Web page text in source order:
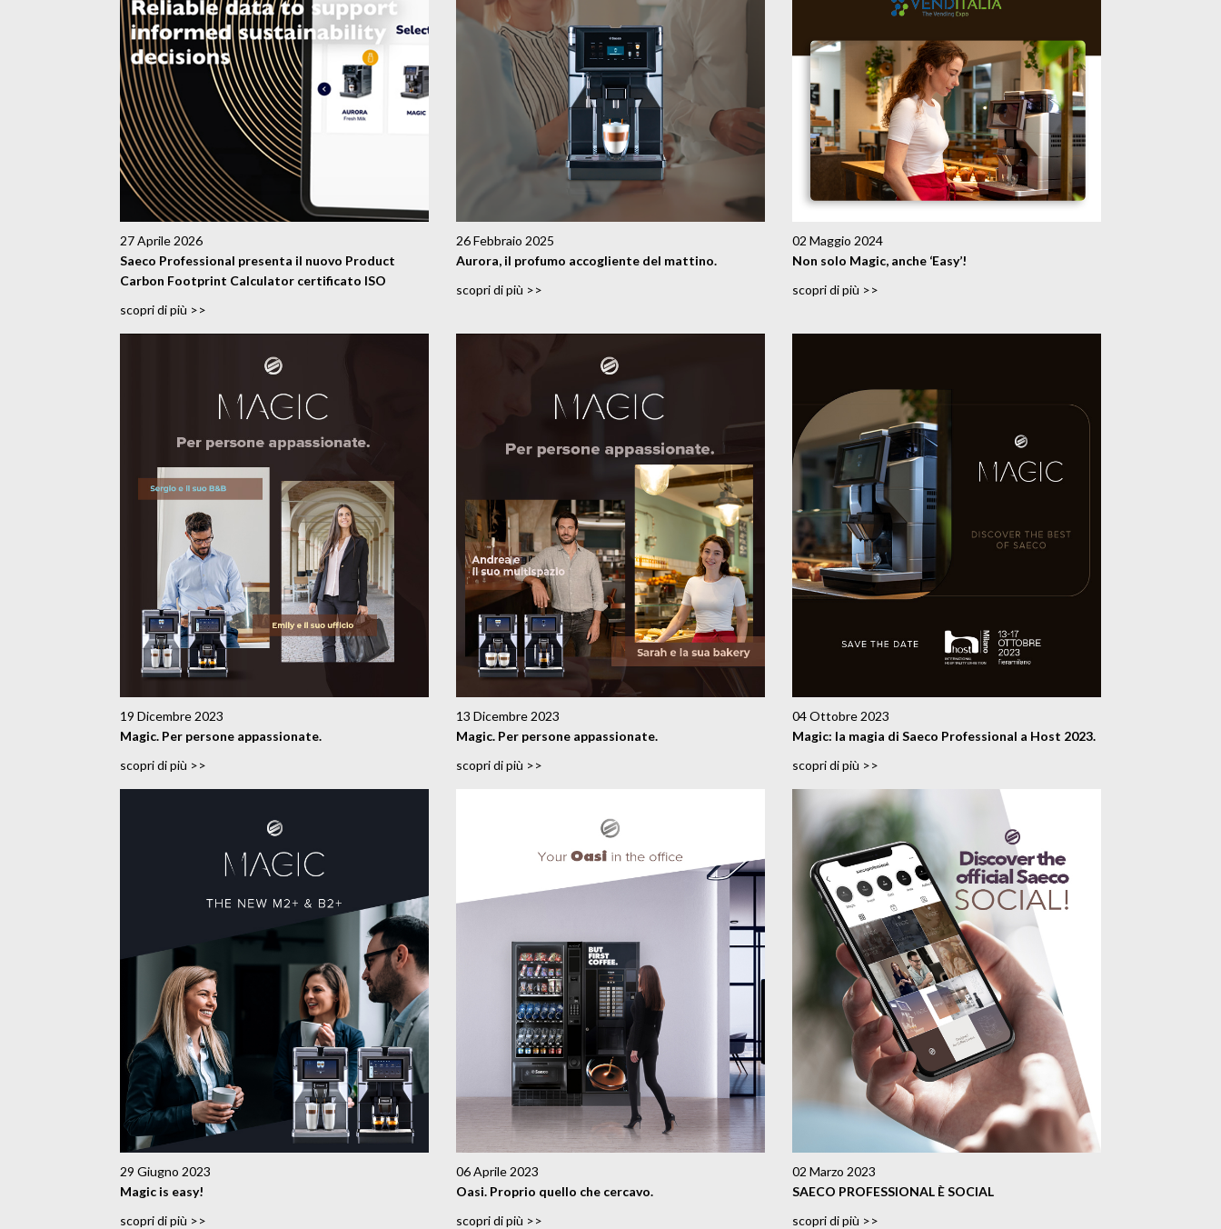
27 Aprile 2026
Saeco Professional presenta il nuovo Product
Carbon Footprint Calculator certificato ISO
scopri di più >>
26 Febbraio 2025
Aurora, il profumo accogliente del mattino.
scopri di più >>
02 Maggio 2024
Non solo Magic, anche ‘Easy’!
scopri di più >>
19 Dicembre 2023
Magic. Per persone appassionate.
scopri di più >>
13 Dicembre 2023
Magic. Per persone appassionate.
scopri di più >>
04 Ottobre 2023
Magic: la magia di Saeco Professional a Host 2023.
scopri di più >>
29 Giugno 2023
Magic is easy!
scopri di più >>
06 Aprile 2023
Oasi. Proprio quello che cercavo.
scopri di più >>
02 Marzo 2023
SAECO PROFESSIONAL È SOCIAL
scopri di più >>